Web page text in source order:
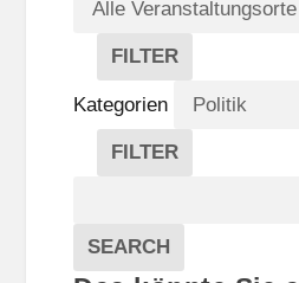
FILTER
V
E
R
A
A
L
Kategorien
FILTER
E
G
Veranstaltungen
SEARCH